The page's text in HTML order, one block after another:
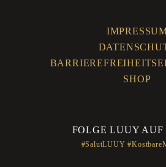
SHOP
FOLGE LUUY AUF
#SalutLUUY